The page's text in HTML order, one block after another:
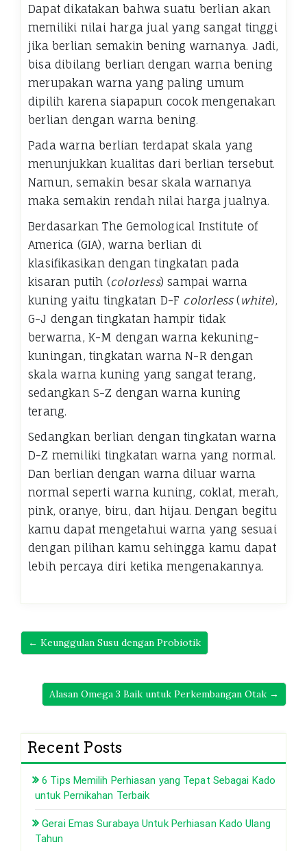
Dapat dikatakan bahwa suatu berlian akan
memiliki nilai harga jual yang sangat tinggi
jika berlian semakin bening warnanya. Jadi,
bisa dibilang berlian dengan warna bening
merupakan warna yang paling umum
dipilih karena siapapun cocok mengenakan
berlian dengan warna bening.
Pada warna berlian terdapat skala yang
menunjukkan kualitas dari berlian tersebut.
Namun, semakin besar skala warnanya
maka semakin rendah nilai harga jualnya.
Berdasarkan The Gemological Institute of
America (GIA), warna berlian di
klasifikasikan dengan tingkatan pada
kisaran putih (colorless) sampai warna
kuning yaitu tingkatan D-F colorless(white),
G-J dengan tingkatan hampir tidak
berwarna, K-M dengan warna kekuning-
kuningan, tingkatan warna N-R dengan
skala warna kuning yang sangat terang,
sedangkan S-Z dengan warna kuning
terang.
Sedangkan berlian dengan tingkatan warna
D-Z memiliki tingkatan warna yang normal.
Dan berlian dengan warna diluar warna
normal seperti warna kuning, coklat, merah,
pink, oranye, biru, dan hijau. Dengan begitu
kamu dapat mengetahui warna yang sesuai
dengan pilihan kamu sehingga kamu dapat
lebih percaya diri ketika mengenakannya.
← Keunggulan Susu dengan Probiotik
Alasan Omega 3 Baik untuk Perkembangan Otak →
Recent Posts
6 Tips Memilih Perhiasan yang Tepat Sebagai Kado
untuk Pernikahan Terbaik
Gerai Emas Surabaya Untuk Perhiasan Kado Ulang
Tahun